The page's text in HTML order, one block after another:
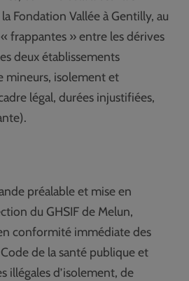
Fondation Vallée à Gentilly, au
frappantes » entre les dérives
deux établissements
mineurs, isolement et
légal, durées injustifiées,
préalable et mise en
du GHSIF de Melun,
conformité immédiate des
de la santé publique et
illégales d’isolement, de